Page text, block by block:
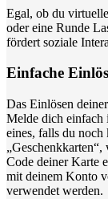
Egal, ob du
oder eine Runde
fördert soziale
Einfache
Das Einlösen
Melde dich einfach
eines, falls du
Code deiner Karte
mit deinem Konto
verwendet werden.